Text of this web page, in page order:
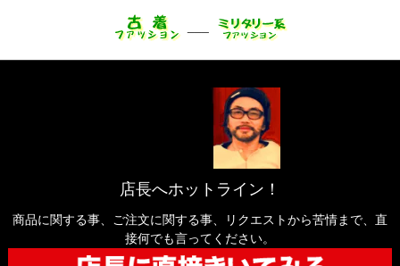
店長へホットライン！
商品に関する事、ご注文に関する事、リクエストから苦情まで、直
接何でも言ってください。